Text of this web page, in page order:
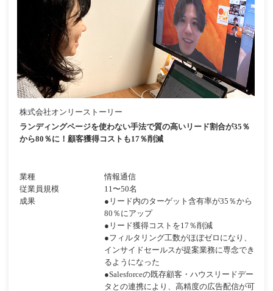
株式会社オンリーストーリー
ランディングページを使わない手法で質の高いリード割合が35％
から80％に！顧客獲得コストも17％削減
業種
情報通信
従業員規模
11〜50名
成果
●リード内のターゲット含有率が35％から
80％にアップ
●リード獲得コストを17％削減
●フィルタリング工数がほぼゼロになり、
インサイドセールスが提案業務に専念でき
るようになった
●Salesforceの既存顧客・ハウスリードデー
タとの連携により、高精度の広告配信が可